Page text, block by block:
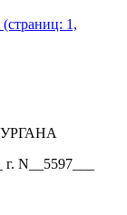
1,
N__5597___